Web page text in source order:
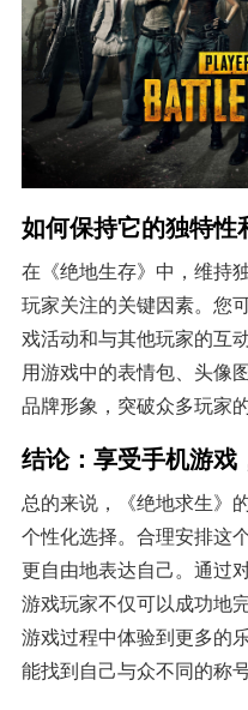
如何保持它的独特性
在《绝地生存》中，维持
玩家关注的关键因素。您
戏活动和与其他玩家的互
用游戏中的表情包、头像
品牌形象，突破众多玩家的
结论：享受手机游戏
总的来说，《绝地求生》
个性化选择。合理安排这
更自由地表达自己。通过
游戏玩家不仅可以成功地
游戏过程中体验到更多的
能找到自己与众不同的称